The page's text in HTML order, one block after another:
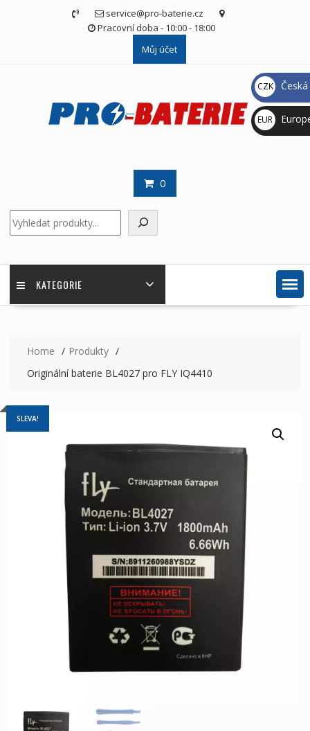
service@pro-baterie.cz
Pracovní doba - 10:00 - 18:00
Můj účet
0
KATEGORIE
Home
Produkty
Originální baterie BL4027 pro FLY IQ4410
SLEVA!
CZK
Kč
EUR
€